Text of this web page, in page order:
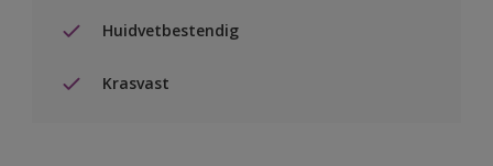
Huidvetbestendig
Krasvast